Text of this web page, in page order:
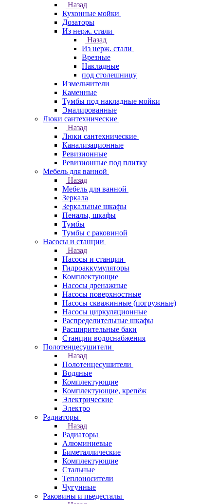
Назад
Кухонные мойки
Дозаторы
Из нерж. стали
Назад
Из нерж. стали
Врезные
Накладные
под столешницу
Измельчители
Каменные
Тумбы под накладные мойки
Эмалированные
Люки сантехнические
Назад
Люки сантехнические
Канализационные
Ревизионные
Ревизионные под плитку
Мебель для ванной
Назад
Мебель для ванной
Зеркала
Зеркальные шкафы
Пеналы, шкафы
Тумбы
Тумбы с раковиной
Насосы и станции
Назад
Насосы и станции
Гидроаккумуляторы
Комплектующие
Насосы дренажные
Насосы поверхностные
Насосы скважинные (погружные)
Насосы циркуляционные
Распределительные шкафы
Расширительные баки
Станции водоснабжения
Полотенцесушители
Назад
Полотенцесушители
Водяные
Комплектующие
Комплектующие, крепёж
Электрические
Электро
Радиаторы
Назад
Радиаторы
Алюминиевые
Биметаллические
Комплектующие
Стальные
Теплоносители
Чугунные
Раковины и пьедесталы